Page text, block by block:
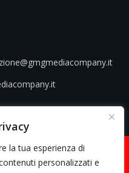
la tua esperienza di
personalizzati e